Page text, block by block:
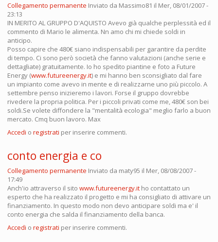
Collegamento permanente Inviato da Massimo81 il Mer, 08/01/2007 -
23:13
IN MERITO AL GRUPPO D'AQUISTO Avevo già qualche perplessità ed il
commento di Mario le alimenta. Nn amo chi mi chiede soldi in
anticipo.
Posso capire che 480€ siano indispensabili per garantire da perdite
di tempo. Ci sono però società che fanno valutazioni (anche serie e
dettagliate) gratuitamente. Io ho spedito piantine e foto a Future
Energy (www.futureenergy.it) e mi hanno ben sconsigliato dal fare
un impianto come avevo in mente e di realizzarne uno più piccolo. A
settembre penso inizieremo i lavori. Forse il gruppo dovrebbe
rivedere la propria politica. Per i piccoli privati come me, 480€ son bei
soldi.Se volete diffondere la "mentalità ecologia" meglio farlo a buon
mercato. Cmq buon lavoro. Max
Accedi o registrati per inserire commenti.
conto energia e co
Collegamento permanente Inviato da maty95 il Mer, 08/08/2007 -
17:49
Anch'io attraverso il sito www.futureenergy.it ho contattato un
esperto che ha realizzato il progetto e mi ha consigliato di attivare un
finanziamento. In questo modo non devo anticipare soldi ma e' il
conto energia che salda il finanziamento della banca.
Accedi o registrati per inserire commenti.